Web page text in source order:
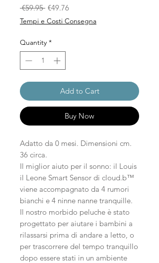
€59.95 Regular Price
€49.76Sale Price
Tempi e Costi Consegna
Quantity *
Add to Cart
Buy Now
Adatto da 0 mesi. Dimensioni cm.
36 circa.
Il miglior aiuto per il sonno: il Louis
il Leone Smart Sensor di cloud.b™
viene accompagnato da 4 rumori
bianchi e 4 ninne nanne tranquille.
Il nostro morbido peluche è stato
progettato per aiutare i bambini a
rilassarsi prima di andare a letto, o
per trascorrere del tempo tranquillo
dopo essere stati in un ambiente